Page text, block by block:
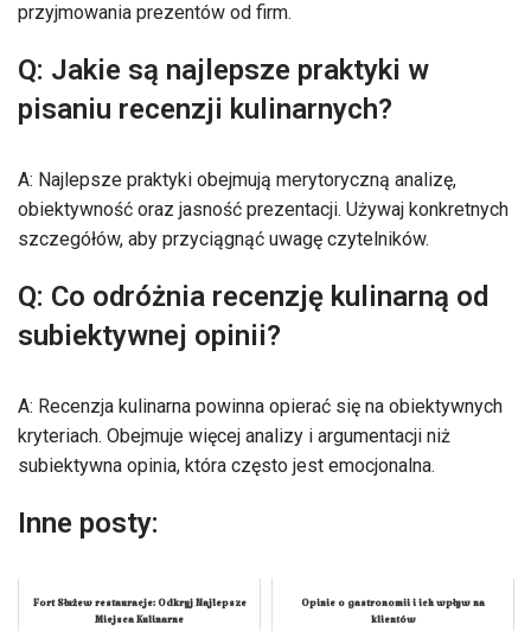
przyjmowania prezentów od firm.
Q: Jakie są najlepsze praktyki w
pisaniu recenzji kulinarnych?
A: Najlepsze praktyki obejmują merytoryczną analizę,
obiektywność oraz jasność prezentacji. Używaj konkretnych
szczegółów, aby przyciągnąć uwagę czytelników.
Q: Co odróżnia recenzję kulinarną od
subiektywnej opinii?
A: Recenzja kulinarna powinna opierać się na obiektywnych
kryteriach. Obejmuje więcej analizy i argumentacji niż
subiektywna opinia, która często jest emocjonalna.
Inne posty:
Fort Służew restauracje: Odkryj Najlepsze
Miejsca Kulinarne
Opinie o gastronomii i ich wpływ na
klientów